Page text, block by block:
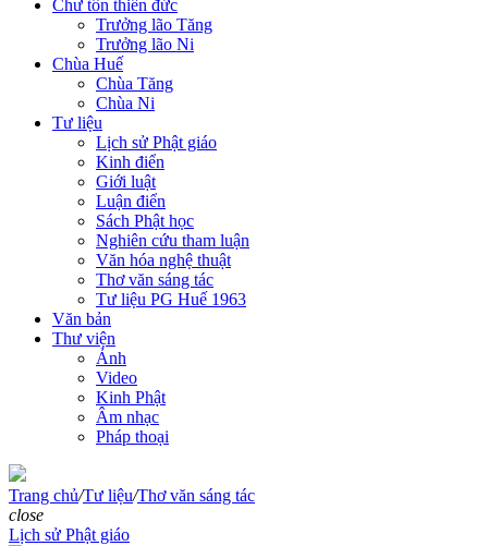
Chư tôn thiền đức
Trưởng lão Tăng
Trưởng lão Ni
Chùa Huế
Chùa Tăng
Chùa Ni
Tư liệu
Lịch sử Phật giáo
Kinh điển
Giới luật
Luận điển
Sách Phật học
Nghiên cứu tham luận
Văn hóa nghệ thuật
Thơ văn sáng tác
Tư liệu PG Huế 1963
Văn bản
Thư viện
Ảnh
Video
Kinh Phật
Âm nhạc
Pháp thoại
Trang chủ/Tư liệu/Thơ văn sáng tác
close
Lịch sử Phật giáo